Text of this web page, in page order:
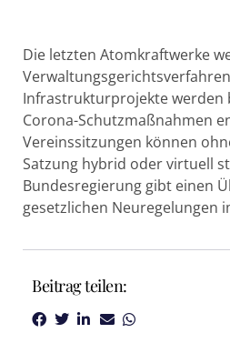
Die letzten Atomkraftwerke
Infrastrukturprojekte werden
Corona-Schutzmaßnahmen
Vereinssitzungen können
Satzung hybrid oder virtuell
Bundesregierung gibt einen
gesetzlichen Neuregelungen
Beitrag teilen: